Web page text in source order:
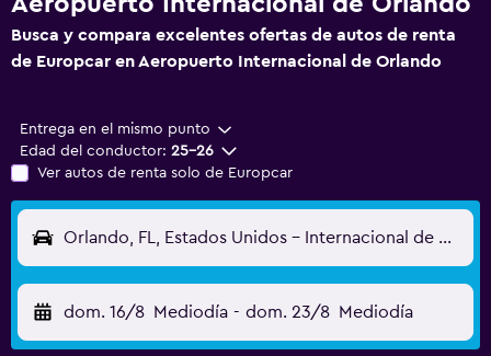
Busca y compara excelentes ofertas de autos de renta
de Europcar en Aeropuerto Internacional de Orlando
Entrega en el mismo punto
Edad del conductor: 25-26
Ver autos de renta solo de Europcar
Orlando, FL, Estados Unidos - Internacional de Orlando (MCO)
dom. 16/8 Mediodía - dom. 23/8 Mediodía